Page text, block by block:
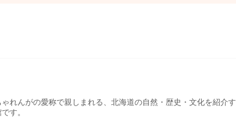
れんがの愛称で親しまれる、北海道の自然・歴史・文化を紹介す
す。